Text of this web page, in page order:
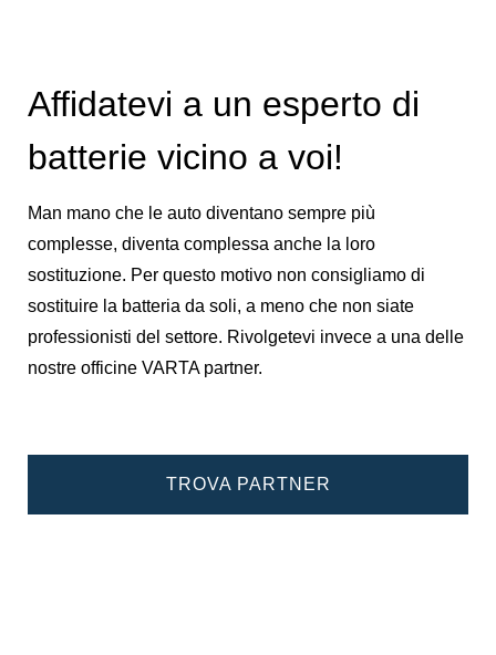
Affidatevi a un esperto di
batterie vicino a voi!
Man mano che le auto diventano sempre più
complesse, diventa complessa anche la loro
sostituzione. Per questo motivo non consigliamo di
sostituire la batteria da soli, a meno che non siate
professionisti del settore. Rivolgetevi invece a una delle
nostre officine VARTA partner.
TROVA PARTNER